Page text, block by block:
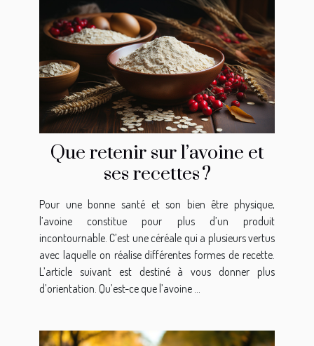
Que retenir sur l’avoine et
ses recettes ?
Pour une bonne santé et son bien être physique,
l’avoine constitue pour plus d’un produit
incontournable. C’est une céréale qui a plusieurs vertus
avec laquelle on réalise différentes formes de recette.
L’article suivant est destiné à vous donner plus
d’orientation. Qu’est-ce que l’avoine ...